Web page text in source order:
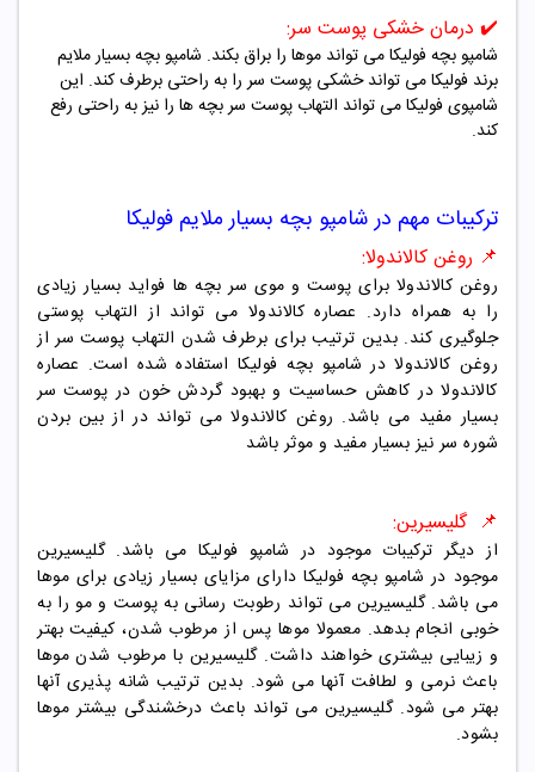
✔️ درمان خشکی پوست سر:
شامپو بچه فولیکا می تواند موها را براق بکند. شامپو بچه بسیار ملایم
برند فولیکا می تواند خشکی پوست سر را به راحتی برطرف کند. این
شامپوی فولیکا می تواند التهاب پوست سر بچه ها را نیز به راحتی رفع
کند.
ترکیبات مهم در شامپو بچه بسیار ملایم فولیکا
📌 روغن کالاندولا:
روغن کالاندولا برای پوست و موی سر بچه ها فواید بسیار زیادی
را به همراه دارد. عصاره کالاندولا می تواند از التهاب پوستی
جلوگیری کند. بدین ترتیب برای برطرف شدن التهاب پوست سر از
روغن کالاندولا در شامپو بچه فولیکا استفاده شده است. عصاره
کالاندولا در کاهش حساسیت و بهبود گردش خون در پوست سر
بسیار مفید می باشد. روغن کالاندولا می تواند در از بین بردن
شوره سر نیز بسیار مفید و موثر باشد
📌گلیسیرین:
از دیگر ترکیبات موجود در شامپو فولیکا می باشد. گلیسیرین
موجود در شامپو بچه فولیکا دارای مزایای بسیار زیادی برای موها
می باشد. گلیسیرین می تواند رطوبت رسانی به پوست و مو را به
خوبی انجام بدهد. معمولا موها پس از مرطوب شدن، کیفیت بهتر
و زیبایی بیشتری خواهند داشت. گلیسیرین با مرطوب شدن موها
باعث نرمی و لطافت آنها می شود. بدین ترتیب شانه پذیری آنها
بهتر می شود. گلیسیرین می تواند باعث درخشندگی بیشتر موها
بشود.